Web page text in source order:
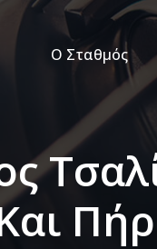
Ο Σταθμός